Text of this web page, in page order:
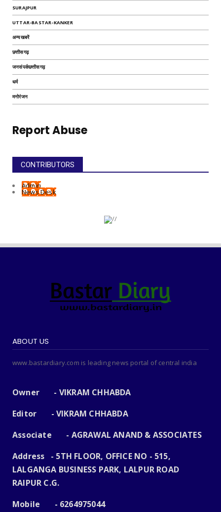
SURAJPUR
UTTAR-BASTAR-KANKER
अन्यखबरें
छत्तीसगढ़
जनसंपर्कछत्तीसगढ़
धर्म
मनोरंजन
Report Abuse
CONTRIBUTORS
Admin
News Desk
ABOUT US
www.bastardiary.com is leading news portal of central india
Owner - VIKRAM CHHABDA
Editor - VIKRAM CHHABDA
Associate - AGRAWAL ANAND & ASSOCIATES
Address - 5TH FLOOR, OFFICE NO - 515,
LALGANGA BUSINESS PARK, LALPUR ROAD
RAIPUR C.G.
Mobile - 6264975044